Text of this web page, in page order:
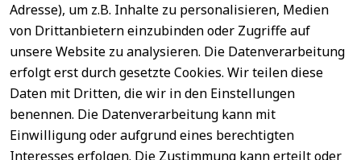
Adresse), um z.B. Inhalte zu personalisieren, Medien
von Drittanbietern einzubinden oder Zugriffe auf
unsere Website zu analysieren. Die Datenverarbeitung
erfolgt erst durch gesetzte Cookies. Wir teilen diese
Daten mit Dritten, die wir in den Einstellungen
benennen. Die Datenverarbeitung kann mit
Einwilligung oder aufgrund eines berechtigten
Interesses erfolgen. Die Zustimmung kann erteilt oder
RechtlichesService
Sichere
Zahlungsar